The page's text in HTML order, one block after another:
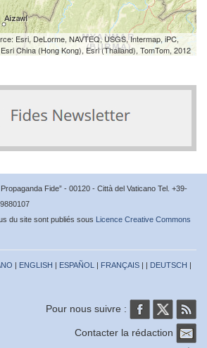
Esri, DeLorme, NAVTEQ, USGS, Intermap, iPC,
China (Hong Kong), Esri (Thailand), TomTom, 2012
Fide” - 00120 - Città del Vaticano Tel. +39-
du site sont publiés sous Licence Creative Commons
| ENGLISH | ESPAÑOL | FRANÇAIS | | DEUTSCH |
Pour nous suivre :
Contacter la rédaction